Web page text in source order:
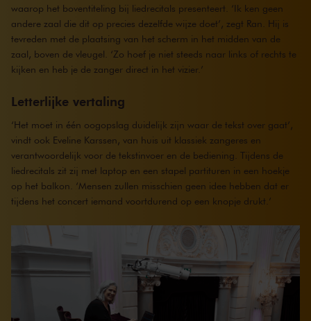
waarop het boventiteling bij liedrecitals presenteert. ‘Ik ken geen
andere zaal die dit op precies dezelfde wijze doet’, zegt Ran. Hij is
tevreden met de plaatsing van het scherm in het midden van de
zaal, boven de vleugel. ‘Zo hoef je niet steeds naar links of rechts te
kijken en heb je de zanger direct in het vizier.’
Letterlijke vertaling
‘Het moet in één oogopslag duidelijk zijn waar de tekst over gaat’,
vindt ook Eveline Karssen, van huis uit klassiek zangeres en
verantwoordelijk voor de tekstinvoer en de bediening. Tijdens de
liedrecitals zit zij met laptop en een stapel partituren in een hoekje
op het balkon. ‘Mensen zullen misschien geen idee hebben dat er
tijdens het concert iemand voortdurend op een knopje drukt.’